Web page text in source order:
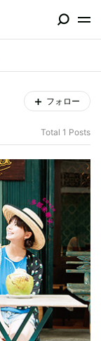
フォロー
Total 1 Posts